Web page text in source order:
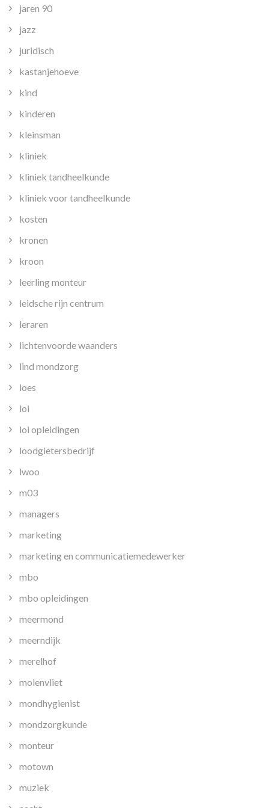
jaren 90
jazz
juridisch
kastanjehoeve
kind
kinderen
kleinsman
kliniek
kliniek tandheelkunde
kliniek voor tandheelkunde
kosten
kronen
kroon
leerling monteur
leidsche rijn centrum
leraren
lichtenvoorde waanders
lind mondzorg
loes
loi
loi opleidingen
loodgietersbedrijf
lwoo
m03
managers
marketing
marketing en communicatiemedewerker
mbo
mbo opleidingen
meermond
meerndijk
merelhof
molenvliet
mondhygienist
mondzorgkunde
monteur
motown
muziek